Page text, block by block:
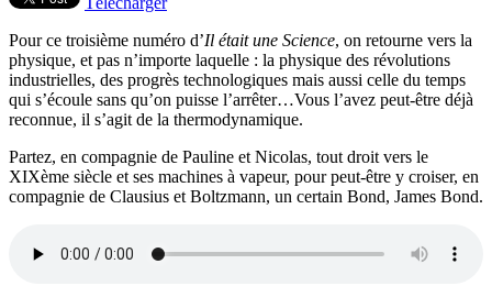
Pour ce troisième numéro d’Il était une Science, on retourne vers la
physique, et pas n’importe laquelle : la physique des révolutions
industrielles, des progrès technologiques mais aussi celle du temps
qui s’écoule sans qu’on puisse l’arrêter…Vous l’avez peut-être déjà
reconnue, il s’agit de la thermodynamique.
Partez, en compagnie de Pauline et Nicolas, tout droit vers le
XIXème siècle et ses machines à vapeur, pour peut-être y croiser, en
compagnie de Clausius et Boltzmann, un certain Bond, James Bond.